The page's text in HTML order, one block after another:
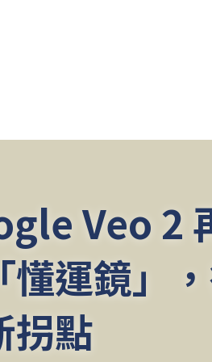
Veo 2
懂運鏡」
拐點